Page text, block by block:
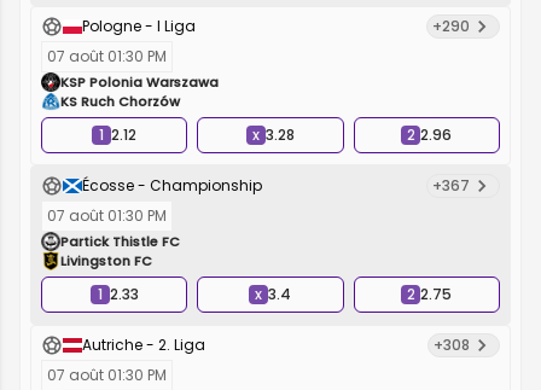
Pologne - I Liga
+290
07 août 01:30 PM
KSP Polonia Warszawa
KS Ruch Chorzów
1 2.12 x 3.28 2 2.96
Écosse - Championship
+367
07 août 01:30 PM
Partick Thistle FC
Livingston FC
1 2.33 x 3.4 2 2.75
Autriche - 2. Liga
+308
07 août 01:30 PM